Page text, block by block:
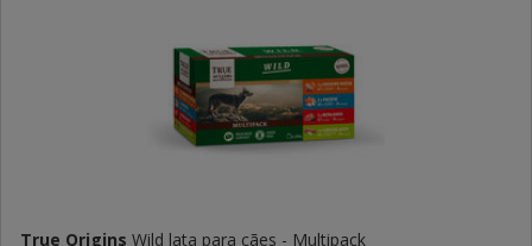
True Origins Wild lata para cães - Multipack